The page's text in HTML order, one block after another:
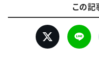
この記